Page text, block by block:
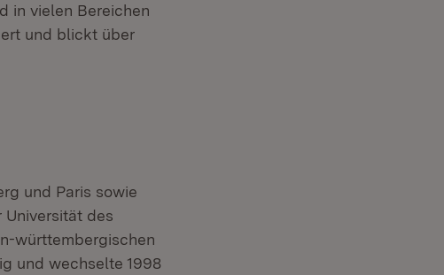
in vielen Bereichen
und blickt über
und Paris sowie
Universität des
württembergischen
und wechselte 1998